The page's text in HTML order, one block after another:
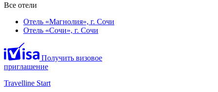
Все отели
Отель «Магнолия», г. Сочи
Отель «Сочи», г. Сочи
Получить визовое
приглашение
Travelline Start